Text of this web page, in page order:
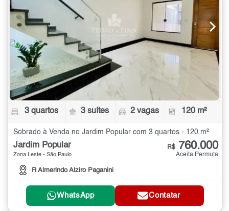
3 quartos 3 suítes 2 vagas 120 m²
Sobrado à Venda no Jardim Popular com 3 quartos - 120 m²
Jardim Popular
Zona Leste - São Paulo
R Almerindo Alziro Paganini
R$ 760.000
Aceita Permuta
WhatsApp Contatar